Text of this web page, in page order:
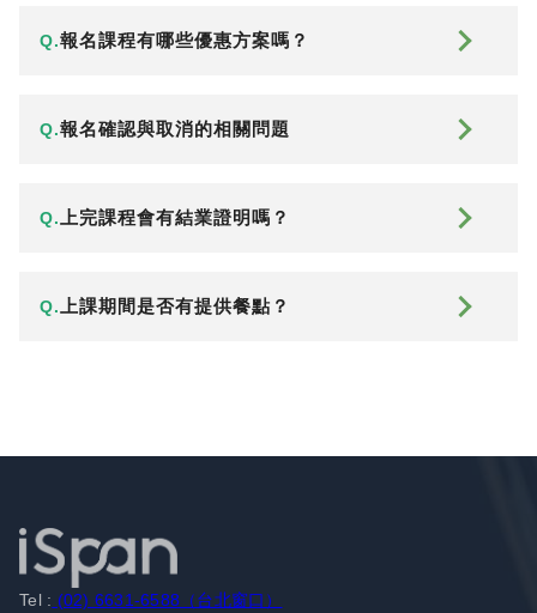
Q.報名課程有哪些優惠方案嗎？
Q.報名確認與取消的相關問題
Q. 上完課程會有結業證明嗎？
Q. 上課期間是否有提供餐點？
Tel : (02) 6631-6588（台北窗口）